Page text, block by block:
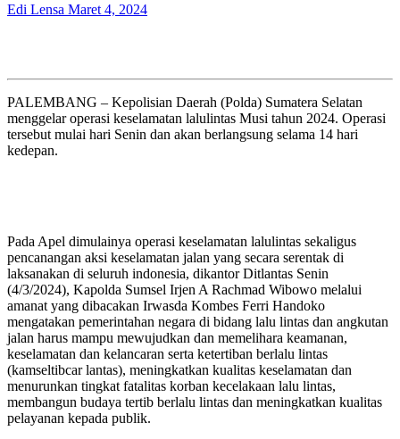
Edi Lensa Maret 4, 2024
PALEMBANG – Kepolisian Daerah (Polda) Sumatera Selatan
menggelar operasi keselamatan lalulintas Musi tahun 2024. Operasi
tersebut mulai hari Senin dan akan berlangsung selama 14 hari
kedepan.
Pada Apel dimulainya operasi keselamatan lalulintas sekaligus
pencanangan aksi keselamatan jalan yang secara serentak di
laksanakan di seluruh indonesia, dikantor Ditlantas Senin
(4/3/2024), Kapolda Sumsel Irjen A Rachmad Wibowo melalui
amanat yang dibacakan Irwasda Kombes Ferri Handoko
mengatakan pemerintahan negara di bidang lalu lintas dan angkutan
jalan harus mampu mewujudkan dan memelihara keamanan,
keselamatan dan kelancaran serta ketertiban berlalu lintas
(kamseltibcar lantas), meningkatkan kualitas keselamatan dan
menurunkan tingkat fatalitas korban kecelakaan lalu lintas,
membangun budaya tertib berlalu lintas dan meningkatkan kualitas
pelayanan kepada publik.